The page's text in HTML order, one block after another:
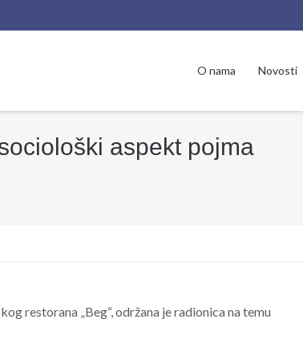
O nama Novosti
aspekt pojma
restorana „Beg“, održana je radionica na temu